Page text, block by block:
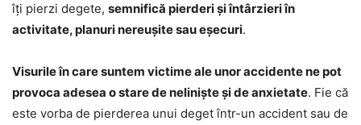
îți pierzi degete, semnifică pierderi și întârzieri în
activitate, planuri nereușite sau eșecuri.
Visurile în care suntem victime ale unor accidente ne pot
provoca adesea o stare de neliniște și de anxietate. Fie că
este vorba de pierderea unui deget într-un accident sau de